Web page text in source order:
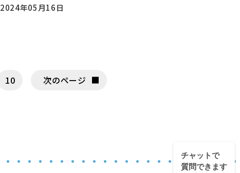
2024年05月16日
10 次のページ
チャットで
質問できます